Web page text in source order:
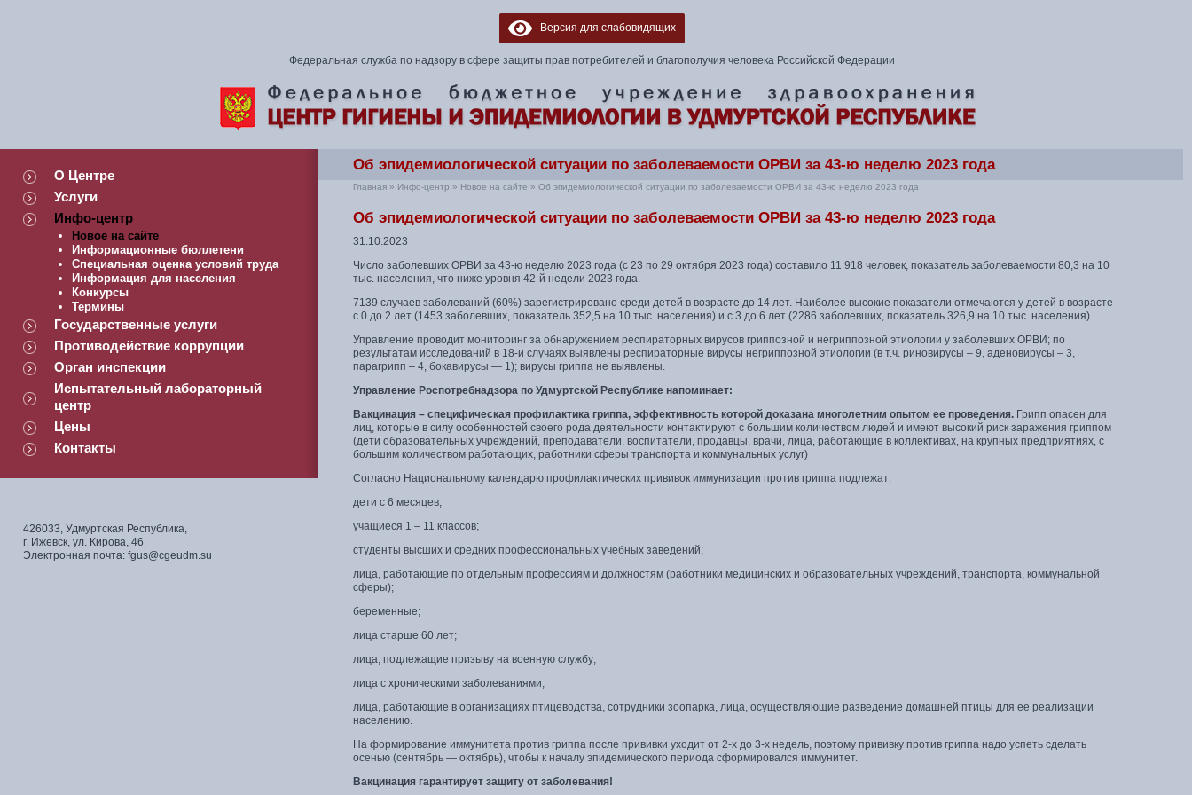
Версия для слабовидящих
Федеральная служба по надзору в сфере защиты прав потребителей и благополучия человека Российской Федерации
О Центре
Услуги
Инфо-центр
Новое на сайте
Информационные бюллетени
Специальная оценка условий труда
Информация для населения
Конкурсы
Термины
Государственные услуги
Противодействие коррупции
Орган инспекции
Испытательный лабораторный
центр
Цены
Контакты
426033, Удмуртская Республика,
г. Ижевск, ул. Кирова, 46
Электронная почта: fgus@cgeudm.su
Об эпидемиологической ситуации по заболеваемости ОРВИ за 43-ю неделю 2023 года
Главная » Инфо-центр » Новое на сайте » Об эпидемиологической ситуации по заболеваемости ОРВИ за 43-ю неделю 2023 года
Об эпидемиологической ситуации по заболеваемости ОРВИ за 43-ю неделю 2023 года
31.10.2023
Число заболевших ОРВИ за 43-ю неделю 2023 года (с 23 по 29 октября 2023 года) составило 11 918 человек, показатель заболеваемости 80,3 на 10
тыс. населения, что ниже уровня 42-й недели 2023 года.
7139 случаев заболеваний (60%) зарегистрировано среди детей в возрасте до 14 лет. Наиболее высокие показатели отмечаются у детей в возрасте
с 0 до 2 лет (1453 заболевших, показатель 352,5 на 10 тыс. населения) и с 3 до 6 лет (2286 заболевших, показатель 326,9 на 10 тыс. населения).
Управление проводит мониторинг за обнаружением респираторных вирусов гриппозной и негриппозной этиологии у заболевших ОРВИ; по
результатам исследований в 18-и случаях выявлены респираторные вирусы негриппозной этиологии (в т.ч. риновирусы – 9, аденовирусы – 3,
парагрипп – 4, бокавирусы — 1); вирусы гриппа не выявлены.
Управление Роспотребнадзора по Удмуртской Республике напоминает:
Вакцинация – специфическая профилактика гриппа, эффективность которой доказана многолетним опытом ее проведения. Грипп опасен для
лиц, которые в силу особенностей своего рода деятельности контактируют с большим количеством людей и имеют высокий риск заражения гриппом
(дети образовательных учреждений, преподаватели, воспитатели, продавцы, врачи, лица, работающие в коллективах, на крупных предприятиях, с
большим количеством работающих, работники сферы транспорта и коммунальных услуг)
Согласно Национальному календарю профилактических прививок иммунизации против гриппа подлежат:
дети с 6 месяцев;
учащиеся 1 – 11 классов;
студенты высших и средних профессиональных учебных заведений;
лица, работающие по отдельным профессиям и должностям (работники медицинских и образовательных учреждений, транспорта, коммунальной
сферы);
беременные;
лица старше 60 лет;
лица, подлежащие призыву на военную службу;
лица с хроническими заболеваниями;
лица, работающие в организациях птицеводства, сотрудники зоопарка, лица, осуществляющие разведение домашней птицы для ее реализации
населению.
На формирование иммунитета против гриппа после прививки уходит от 2-х до 3-х недель, поэтому прививку против гриппа надо успеть сделать
осенью (сентябрь — октябрь), чтобы к началу эпидемического периода сформировался иммунитет.
Вакцинация гарантирует защиту от заболевания!